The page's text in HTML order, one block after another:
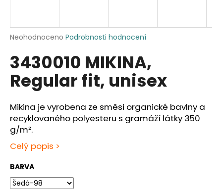
Průměrné
produktu
je
0,0
hvězdiček.
Neohodnoceno Podrobnosti hodnocení
3430010 MIKINA,
Regular fit, unisex
Mikina je vyrobena ze směsi organické bavlny a
recyklovaného polyesteru s gramáží látky 350
g/m².
Celý popis >
BARVA
j
í
?
HLEDAT
o
p